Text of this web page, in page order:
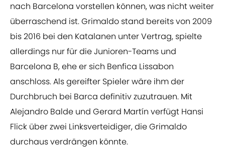
nach Barcelona vorstellen können, was nicht weiter
überraschend ist. Grimaldo stand bereits von 2009
bis 2016 bei den Katalanen unter Vertrag, spielte
allerdings nur für die Junioren-Teams und
Barcelona B, ehe er sich Benfica Lissabon
anschloss. Als gereifter Spieler wäre ihm der
Durchbruch bei Barca definitiv zuzutrauen. Mit
Alejandro Balde und Gerard Martín verfügt Hansi
Flick über zwei Linksverteidiger, die Grimaldo
durchaus verdrängen könnte.